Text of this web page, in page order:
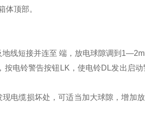
体顶部。
线短接并连至 端，放电球隙调到
电铃警告按钮LK，使电铃DL发出启动
电缆损坏处，可适当加大球隙，增加